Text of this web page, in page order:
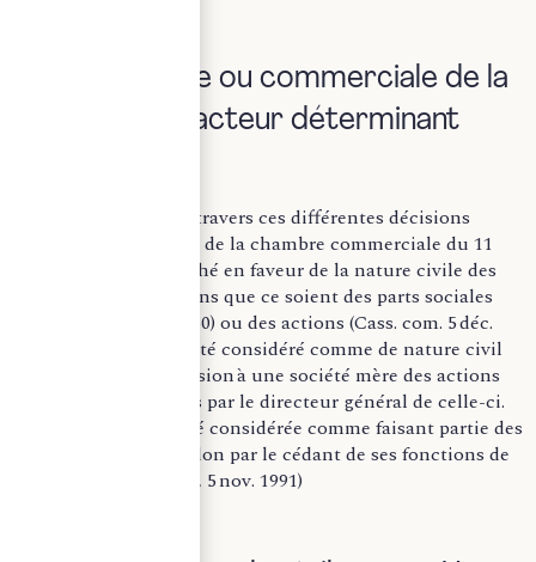
I) Nature civile ou commerciale de la
: un facteur déterminant
La jurisprudence, à travers ces différentes décisions
notamment un arrêt de la chambre commerciale du 11
octobre 1971 a tranché en faveur de la nature civile des
opérations de cessions que ce soient des parts sociales
(CA Paris, 17 oct. 1960) ou des actions (Cass. com. 5 déc.
1966). A également été considéré comme de nature civil
par accessoire la cession à une société mère des actions
de la filiale détenues par le directeur général de celle-ci.
Cette opération a été considérée comme faisant partie des
modalités de l’abandon par le cédant de ses fonctions de
salarié (T. com. Paris, 5 nov. 1991)